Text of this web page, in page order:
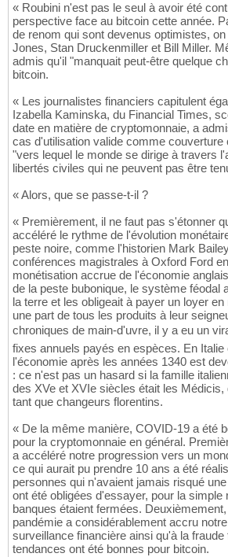
« Roubini n'est pas le seul à avoir été
perspective face au bitcoin cette année.
de renom qui sont devenus optimistes,
Jones, Stan Druckenmiller et Bill Miller.
admis qu'il "manquait peut-être quelque
bitcoin.
« Les journalistes financiers capitulent
Izabella Kaminska, du Financial Times,
date en matière de cryptomonnaie, a
cas d'utilisation valide comme couverture
"vers lequel le monde se dirige à travers
libertés civiles qui ne peuvent pas être
« Alors, que se passe-t-il ?
« Premièrement, il ne faut pas s'étonner
accéléré le rythme de l'évolution
peste noire, comme l'historien Mark
conférences magistrales à Oxford Ford
monétisation accrue de l'économie
de la peste bubonique, le système féodal
la terre et les obligeait à payer un loyer
une part de tous les produits à leur
chroniques de main-d'uvre, il y a eu un
fixes annuels payés en espèces. En Italie
l'économie après les années 1340 est
: ce n'est pas un hasard si la famille
des XVe et XVIe siècles était les Médicis,
tant que changeurs florentins.
« De la même manière, COVID-19 a été
pour la cryptomonnaie en général.
a accéléré notre progression vers un
ce qui aurait pu prendre 10 ans a été
personnes qui n'avaient jamais risqué
ont été obligées d'essayer, pour la simple
banques étaient fermées.
pandémie a considérablement accru
surveillance financière ainsi qu'à la
tendances ont été bonnes pour bitcoin.